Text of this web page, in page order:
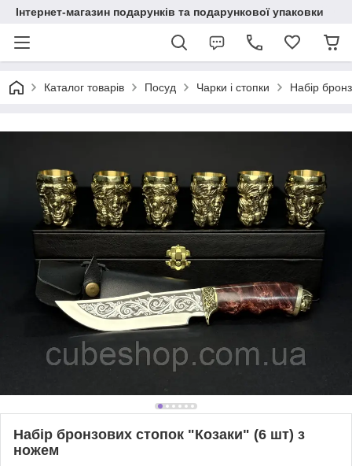
Інтернет-магазин подарунків та подарункової упаковки
Каталог товарів Посуд Чарки і стопки Набір
Набір бронзових стопок "Козаки" (6 шт) з
ножем